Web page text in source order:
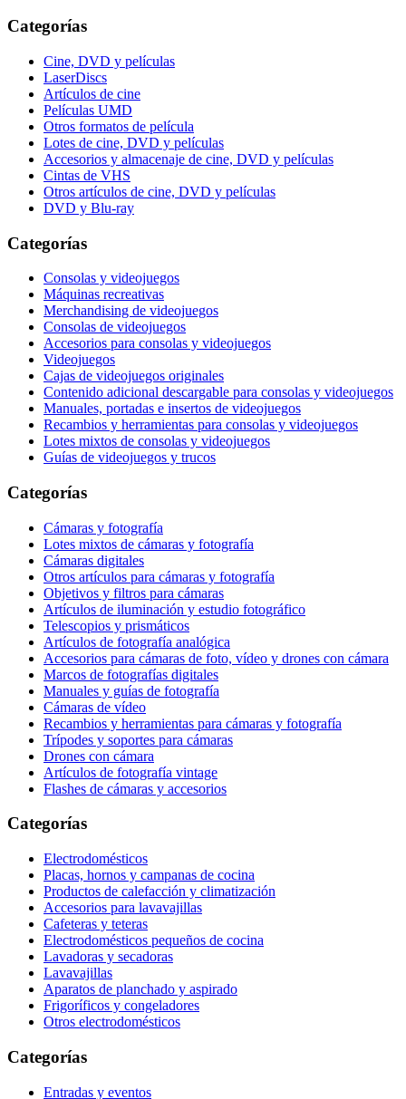
Categorías
Cine, DVD y películas
LaserDiscs
Artículos de cine
Películas UMD
Otros formatos de película
Lotes de cine, DVD y películas
Accesorios y almacenaje de cine, DVD y películas
Cintas de VHS
Otros artículos de cine, DVD y películas
DVD y Blu-ray
Categorías
Consolas y videojuegos
Máquinas recreativas
Merchandising de videojuegos
Consolas de videojuegos
Accesorios para consolas y videojuegos
Videojuegos
Cajas de videojuegos originales
Contenido adicional descargable para consolas y videojuegos
Manuales, portadas e insertos de videojuegos
Recambios y herramientas para consolas y videojuegos
Lotes mixtos de consolas y videojuegos
Guías de videojuegos y trucos
Categorías
Cámaras y fotografía
Lotes mixtos de cámaras y fotografía
Cámaras digitales
Otros artículos para cámaras y fotografía
Objetivos y filtros para cámaras
Artículos de iluminación y estudio fotográfico
Telescopios y prismáticos
Artículos de fotografía analógica
Accesorios para cámaras de foto, vídeo y drones con cámara
Marcos de fotografías digitales
Manuales y guías de fotografía
Cámaras de vídeo
Recambios y herramientas para cámaras y fotografía
Trípodes y soportes para cámaras
Drones con cámara
Artículos de fotografía vintage
Flashes de cámaras y accesorios
Categorías
Electrodomésticos
Placas, hornos y campanas de cocina
Productos de calefacción y climatización
Accesorios para lavavajillas
Cafeteras y teteras
Electrodomésticos pequeños de cocina
Lavadoras y secadoras
Lavavajillas
Aparatos de planchado y aspirado
Frigoríficos y congeladores
Otros electrodomésticos
Categorías
Entradas y eventos